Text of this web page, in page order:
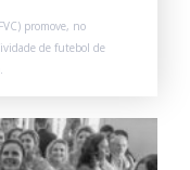
promove, no
de futebol de